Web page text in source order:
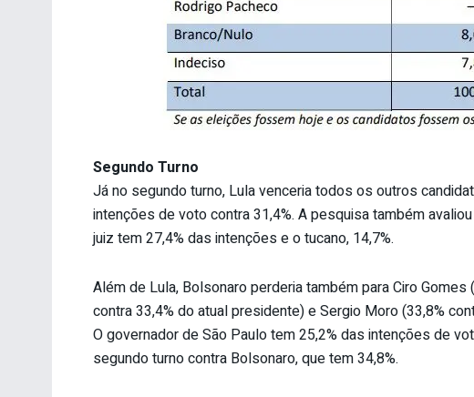
Segundo Turno
Já no segundo turno, Lula venceria todos os outros
intenções de voto contra 31,4%. A pesquisa também
juiz tem 27,4% das intenções e o tucano, 14,7%.
Além de Lula, Bolsonaro perderia também para Ciro
contra 33,4% do atual presidente) e Sergio Moro (33,8%
O governador de São Paulo tem 25,2% das intenções de
segundo turno contra Bolsonaro, que tem 34,8%.